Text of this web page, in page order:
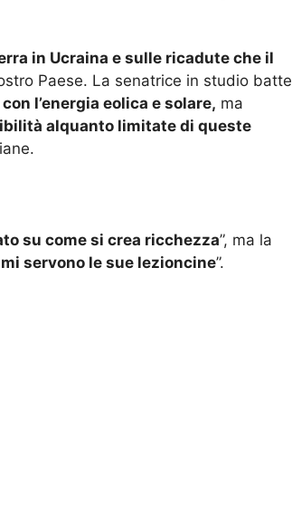
in Ucraina e sulle ricadute che il
Paese. La senatrice in studio batte
l’energia eolica e solare, ma
alquanto limitate di queste
su come si crea ricchezza”, ma la
servono le sue lezioncine”.